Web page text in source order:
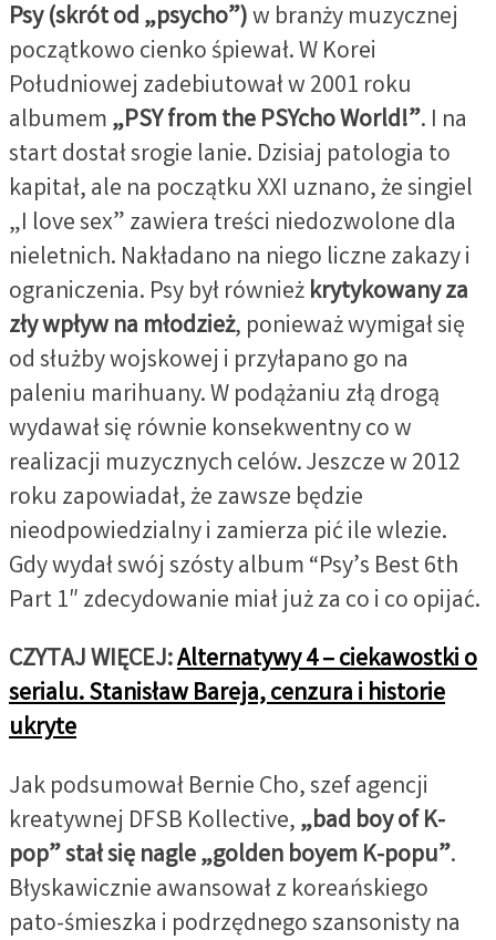
Psy (skrót od „psycho”)w branży muzycznej
początkowo cienko śpiewał. W Korei
Południowej zadebiutował w 2001 roku
albumem„PSY from the PSYcho World!”. I na
start dostał srogie lanie. Dzisiaj patologia to
kapitał, ale na początku XXI uznano, że singiel
„I love sex” zawiera treści niedozwolone dla
nieletnich. Nakładano na niego liczne zakazy i
ograniczenia. Psy był równieżkrytykowany za
zły wpływ na młodzież, ponieważ wymigał się
od służby wojskowej i przyłapano go na
paleniu marihuany. W podążaniu złą drogą
wydawał się równie konsekwentny co w
realizacji muzycznych celów. Jeszcze w 2012
roku zapowiadał, że zawsze będzie
nieodpowiedzialny i zamierza pić ile wlezie.
Gdy wydał swój szósty album “Psy’s Best 6th
Part 1″ zdecydowanie miał już za co i co opijać.
CZYTAJ WIĘCEJ:Alternatywy 4 – ciekawostki o
serialu. Stanisław Bareja, cenzura i historie
ukryte
Jak podsumował Bernie Cho, szef agencji
kreatywnej DFSB Kollective,„bad boy of K-
pop” stał się nagle „golden boyem K-popu”.
Błyskawicznie awansował z koreańskiego
pato-śmieszka i podrzędnego szansonisty na